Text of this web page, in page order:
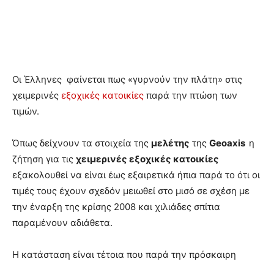
Οι Έλληνες φαίνεται πως «γυρνούν την πλάτη» στις
χειμερινές εξοχικές κατοικίες παρά την πτώση των
τιμών.
Όπως δείχνουν τα στοιχεία της μελέτης της Geoaxis η
ζήτηση για τις χειμερινές εξοχικές κατοικίες
εξακολουθεί να είναι έως εξαιρετικά ήπια παρά το ότι οι
τιμές τους έχουν σχεδόν μειωθεί στο μισό σε σχέση με
την έναρξη της κρίσης 2008 και χιλιάδες σπίτια
παραμένουν αδιάθετα.
Η κατάσταση είναι τέτοια που παρά την πρόσκαιρη